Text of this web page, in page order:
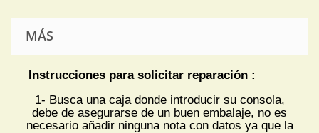
MÁS
Instrucciones para solicitar reparación :
1- Busca una caja donde introducir su consola,
debe de asegurarse de un buen embalaje, no es
necesario añadir ninguna nota con datos ya que la